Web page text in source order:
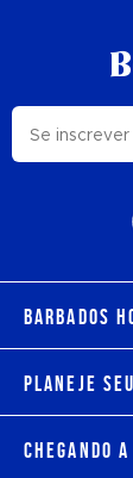
Barbados
Planeje
Chegando